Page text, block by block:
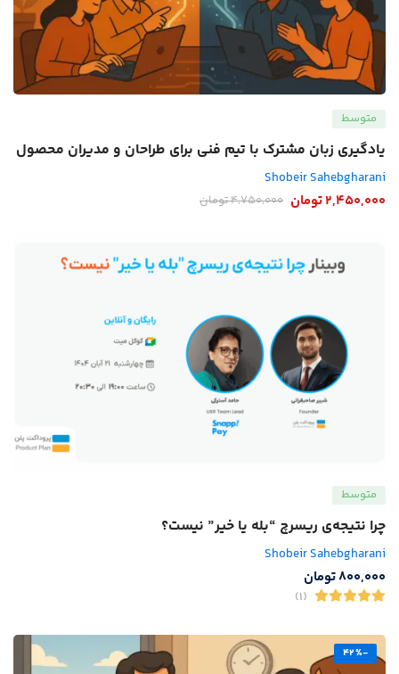
متوسط
یادگیری زبان مشترک با تیم فنی برای طراحان و مدیران محصول
Shobeir Sahebgharani
2,450,000تومان 4,750,000تومان
متوسط
چرا نتیجه‌ی ریسرچ “بله یا خیر” نیست؟
Shobeir Sahebgharani
800,000تومان
(1)
-42%